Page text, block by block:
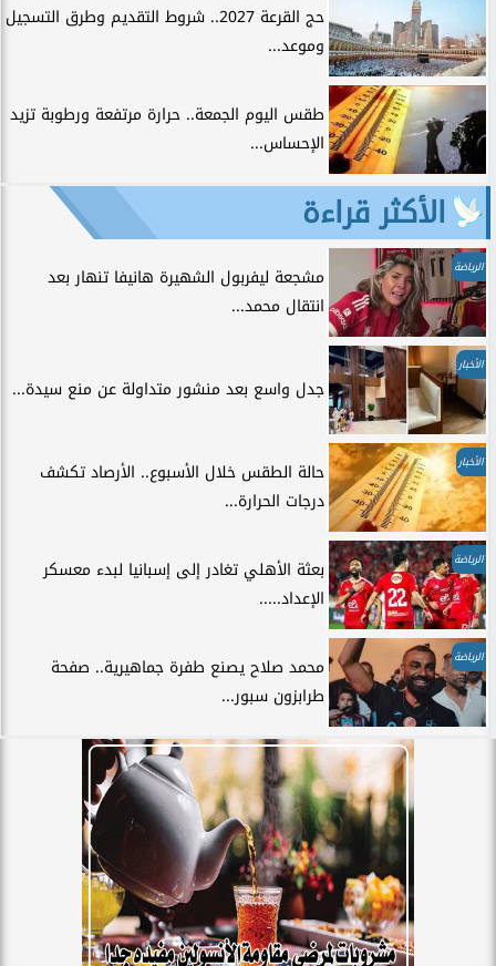
حج القرعة 2027.. شروط التقديم وطرق التسجيل
وموعد...
طقس اليوم الجمعة.. حرارة مرتفعة ورطوبة تزيد
الإحساس...
الأكثر قراءة
الرياضة
مشجعة ليفربول الشهيرة هانيفا تنهار بعد
انتقال محمد...
الأخبار
جدل واسع بعد منشور متداولة عن منع سيدة...
الأخبار
حالة الطقس خلال الأسبوع.. الأرصاد تكشف
درجات الحرارة...
الرياضة
بعثة الأهلي تغادر إلى إسبانيا لبدء معسكر
الإعداد.....
الرياضة
محمد صلاح يصنع طفرة جماهيرية.. صفحة
طرابزون سبور...